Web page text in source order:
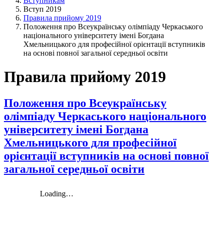
Вступ 2019
Правила прийому 2019
Положення про Всеукраїнську олімпіаду Черкаського
національного університету імені Богдана
Хмельницького для професійної орієнтації вступників
на основі повної загальної середньої освіти
Правила прийому 2019
Положення про Всеукраїнську
олімпіаду Черкаського національного
університету імені Богдана
Хмельницького для професійної
орієнтації вступників на основі повної
загальної середньої освіти